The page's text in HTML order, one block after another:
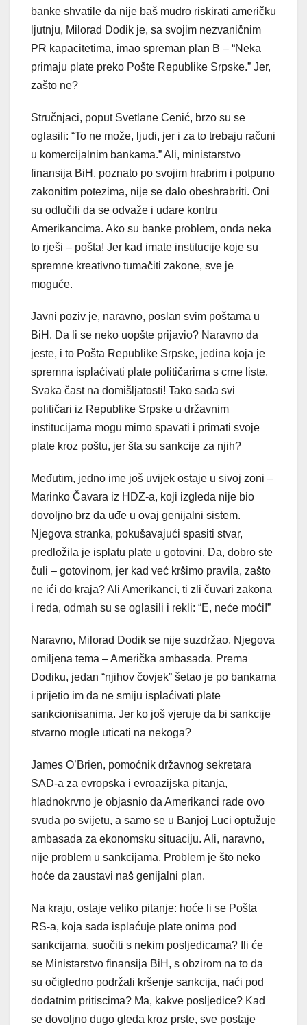
banke shvatile da nije baš mudro riskirati američku
ljutnju, Milorad Dodik je, sa svojim nezvaničnim
PR kapacitetima, imao spreman plan B – “Neka
primaju plate preko Pošte Republike Srpske.” Jer,
zašto ne?
Stručnjaci, poput Svetlane Cenić, brzo su se
oglasili: “To ne može, ljudi, jer i za to trebaju računi
u komercijalnim bankama.” Ali, ministarstvo
finansija BiH, poznato po svojim hrabrim i potpuno
zakonitim potezima, nije se dalo obeshrabriti. Oni
su odlučili da se odvaže i udare kontru
Amerikancima. Ako su banke problem, onda neka
to rješi – pošta! Jer kad imate institucije koje su
spremne kreativno tumačiti zakone, sve je
moguće.
Javni poziv je, naravno, poslan svim poštama u
BiH. Da li se neko uopšte prijavio? Naravno da
jeste, i to Pošta Republike Srpske, jedina koja je
spremna isplaćivati plate političarima s crne liste.
Svaka čast na domišljatosti! Tako sada svi
političari iz Republike Srpske u državnim
institucijama mogu mirno spavati i primati svoje
plate kroz poštu, jer šta su sankcije za njih?
Međutim, jedno ime još uvijek ostaje u sivoj zoni –
Marinko Čavara iz HDZ-a, koji izgleda nije bio
dovoljno brz da uđe u ovaj genijalni sistem.
Njegova stranka, pokušavajući spasiti stvar,
predložila je isplatu plate u gotovini. Da, dobro ste
čuli – gotovinom, jer kad već kršimo pravila, zašto
ne ići do kraja? Ali Amerikanci, ti zli čuvari zakona
i reda, odmah su se oglasili i rekli: “E, neće moći!”
Naravno, Milorad Dodik se nije suzdržao. Njegova
omiljena tema – Američka ambasada. Prema
Dodiku, jedan “njihov čovjek” šetao je po bankama
i prijetio im da ne smiju isplaćivati plate
sankcionisanima. Jer ko još vjeruje da bi sankcije
stvarno mogle uticati na nekoga?
James O’Brien, pomoćnik državnog sekretara
SAD-a za evropska i evroazijska pitanja,
hladnokrvno je objasnio da Amerikanci rade ovo
svuda po svijetu, a samo se u Banjoj Luci optužuje
ambasada za ekonomsku situaciju. Ali, naravno,
nije problem u sankcijama. Problem je što neko
hoće da zaustavi naš genijalni plan.
Na kraju, ostaje veliko pitanje: hoće li se Pošta
RS-a, koja sada isplaćuje plate onima pod
sankcijama, suočiti s nekim posljedicama? Ili će
se Ministarstvo finansija BiH, s obzirom na to da
su očigledno podržali kršenje sankcija, naći pod
dodatnim pritiscima? Ma, kakve posljedice? Kad
se dovoljno dugo gleda kroz prste, sve postaje